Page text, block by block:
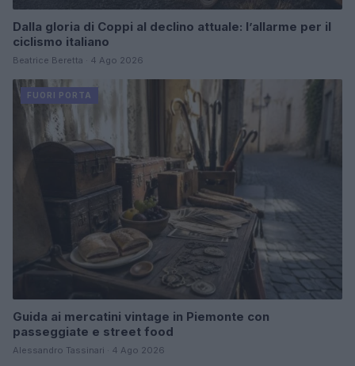
Dalla gloria di Coppi al declino attuale: l’allarme per il
ciclismo italiano
Beatrice Beretta · 4 Ago 2026
FUORI PORTA
Guida ai mercatini vintage in Piemonte con
passeggiate e street food
Alessandro Tassinari · 4 Ago 2026